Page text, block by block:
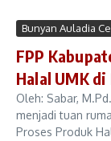
Bunyan Auladia
FPP
Halal UMK
Oleh: Sabar,
menjadi tuan
Proses Produk